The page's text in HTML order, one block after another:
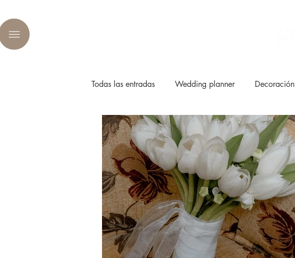
Todas las entradas Wedding planner Decoración